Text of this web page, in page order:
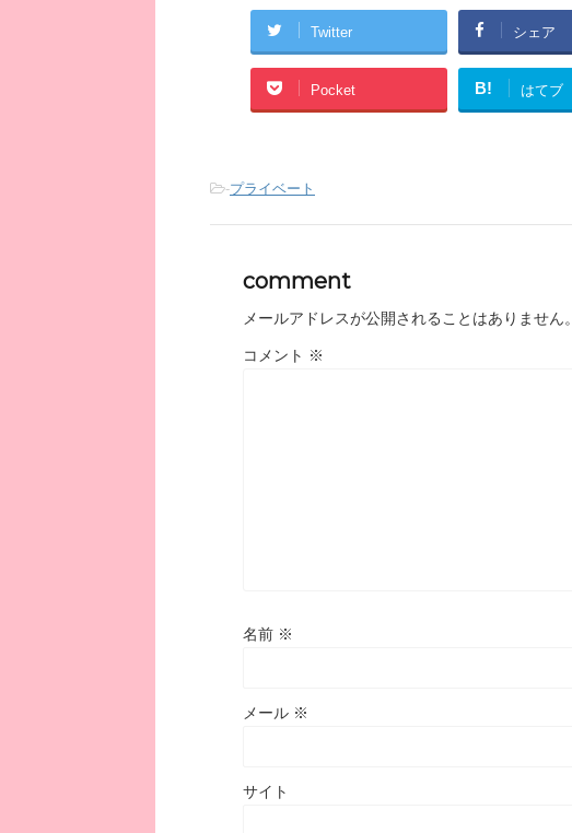
Twitter シェア
Pocket B! はてブ
-プライベート
comment
メールアドレスが公開されることはありません。
コメント ※
名前 ※
メール ※
サイト